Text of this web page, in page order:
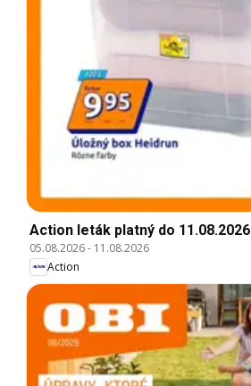
Action leták platný do 11.08.2026
05.08.2026- 11.08.2026
Action